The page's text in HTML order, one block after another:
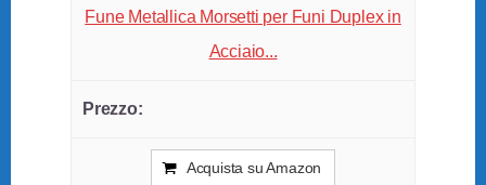
Fune Metallica Morsetti per Funi Duplex in
Acciaio...
Acquista su Amazon